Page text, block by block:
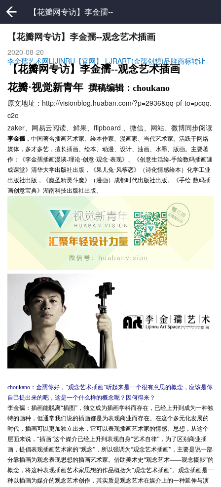
【花瓣网专访】李金孺--
观念艺术插画
【花瓣网专访】李金孺--观念艺术插画
2020-08-20
李金孺艺术网LIJINRU【官网】-LJRART(金孺创想)品牌商标转让
【花瓣网专访】李金孺--观念艺术插画
花瓣·视觉新青年 撰稿编辑：choukano
原文地址：http://visionblog.huaban.com/?p=2936&qq-pf-to=pcqq.
c2c
zaker、网易云阅读、鲜果、flipboard 、微信、网站、微博同步阅读
李金孺 ，中国著名插画艺术家、绘本作家、漫画家、当代艺术家。活跃于网络
媒体，多才多艺，擅长插画、绘本、动漫、设计、油画、水墨、版画。主要著
作：《李金孺插画漫谈-理论·创意·观念·表现》、《创意生活绘-手绘数码插画速
成课堂》清华大学出版社出版，《果儿兔·风筝恋》（诗化情感绘本）化学工业
出版社出版，《魔圣精灵斗魔》（漫画）成都时代出版社出版。《手绘·数码插
画创意宝典》湖南科技出版社出版。
choukano：金孺你好，“观念艺术插画”听起来是一个很有意思的概念，应该是你
自己提出来的吧，这是一个什么样的概念呢？因何得来？
李金孺：插画能脱离“插图”，独立成为插画学科而存在，已经上升到成为一种独
特的画种，但通常我们说的插画都是为表现商业而存在。在这个多元化发展的
时代，插画可以更加独立出来，它可以表现插画艺术家的情感、思想，从这个
层面来说，“插画”这个媒介已经上升到表现自身“艺术自律”，为了区别商业插
画，提倡表现插画艺术家的“观念”，所以强调为“观念艺术插画”，主要是说一部
分靠插画为观念表现思想的插画艺术家。借助美术史“观念艺术——观念摄影”的
概念，将这种表现插画艺术家思想的作品概括为“观念艺术插画”。观念插画是一
种以插画为媒介的观念艺术创作，其实质是观念艺术在媒介上的一种延伸与演